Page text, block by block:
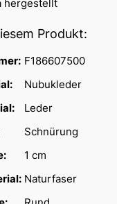
hergestellt
Produkt:
F186607500
Nubukleder
Leder
Schnürung
1 cm
Naturfaser